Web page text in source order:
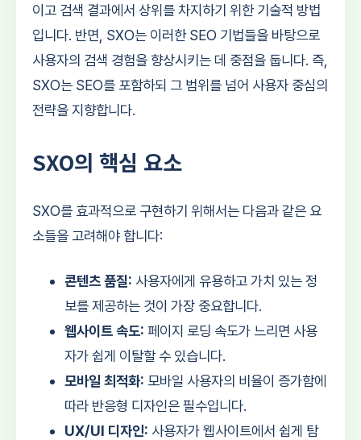
이고 검색 결과에서 상위를 차지하기 위한 기술적 방법
입니다. 반면, SXO는 이러한 SEO 기법들을 바탕으로
사용자의 검색 경험을 향상시키는 데 중점을 둡니다. 즉,
SXO는 SEO를 포함하되 그 범위를 넘어 사용자 중심의
전략을 지향합니다.
SXO의 핵심 요소
SXO를 효과적으로 구현하기 위해서는 다음과 같은 요
소들을 고려해야 합니다:
콘텐츠 품질: 사용자에게 유용하고 가치 있는 정
보를 제공하는 것이 가장 중요합니다.
웹사이트 속도: 페이지 로딩 속도가 느리면 사용
자가 쉽게 이탈할 수 있습니다.
모바일 최적화: 모바일 사용자의 비율이 증가함에
따라 반응형 디자인은 필수입니다.
UX/UI 디자인: 사용자가 웹사이트에서 쉽게 탐